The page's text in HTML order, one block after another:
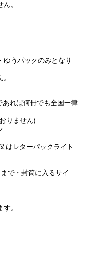
。
ゆうパックのみとなり
れば何冊でも全国一律
りません)
はレターパックライト
で・封筒に入るサイ
。